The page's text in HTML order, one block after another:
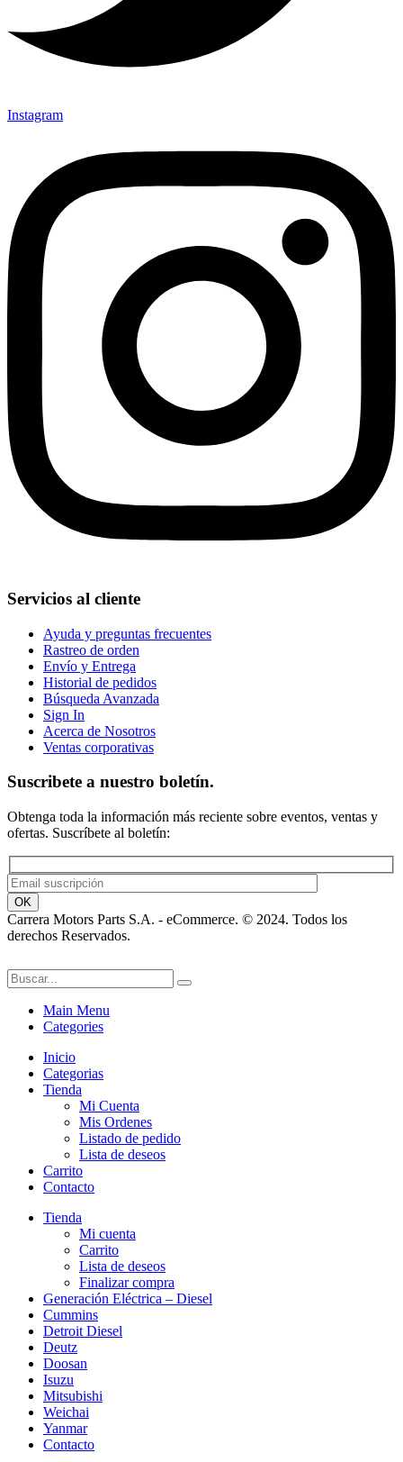
Instagram
Servicios al cliente
Ayuda y preguntas frecuentes
Rastreo de orden
Envío y Entrega
Historial de pedidos
Búsqueda Avanzada
Sign In
Acerca de Nosotros
Ventas corporativas
Suscribete a nuestro boletín.
Obtenga toda la información más reciente sobre eventos, ventas y
ofertas. Suscríbete al boletín:
Carrera Motors Parts S.A. - eCommerce. © 2024. Todos los
derechos Reservados.
Main Menu
Categories
Inicio
Categorias
Tienda
Mi Cuenta
Mis Ordenes
Listado de pedido
Lista de deseos
Carrito
Contacto
Tienda
Mi cuenta
Carrito
Lista de deseos
Finalizar compra
Generación Eléctrica – Diesel
Cummins
Detroit Diesel
Deutz
Doosan
Isuzu
Mitsubishi
Weichai
Yanmar
Contacto